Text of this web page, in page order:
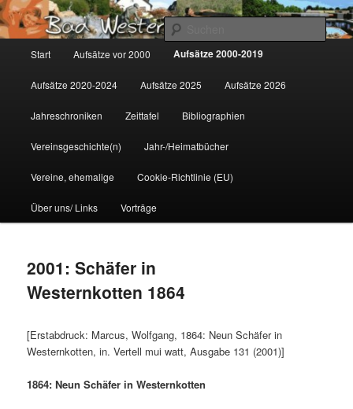
Zum
primären
Inhalt
springen
Gemeinsam für Bad Westernkotten
Start Aufsätze vor 2000 Aufsätze 2000-2019
Aufsätze 2020-2024 Aufsätze 2025 Aufsätze 2026
Jahreschroniken Zeittafel Bibliographien
Vereinsgeschichte(n) Jahr-/Heimatbücher
Vereine, ehemalige Cookie-Richtlinie (EU)
Über uns/ Links Vorträge
2001: Schäfer in
Westernkotten 1864
[Erstabdruck: Marcus, Wolfgang, 1864: Neun Schäfer in
Westernkotten, in. Vertell mui watt, Ausgabe 131 (2001)]
1864: Neun Schäfer in Westernkotten